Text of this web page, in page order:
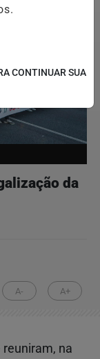
da
A- A+
reuniram, na
CONTINUAR SUA